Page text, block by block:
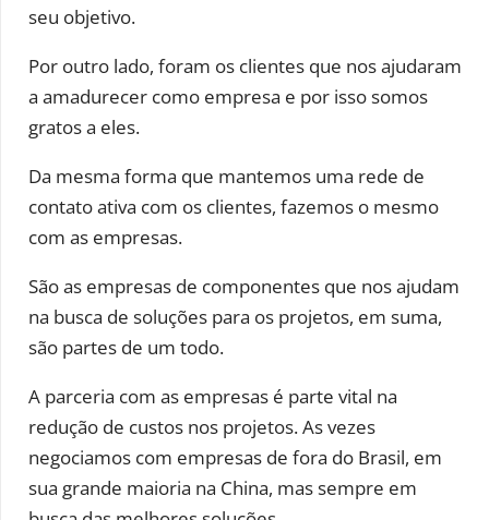
seu objetivo.
Por outro lado, foram os clientes que nos ajudaram
a amadurecer como empresa e por isso somos
gratos a eles.
Da mesma forma que mantemos uma rede de
contato ativa com os clientes, fazemos o mesmo
com as empresas.
São as empresas de componentes que nos ajudam
na busca de soluções para os projetos, em suma,
são partes de um todo.
A parceria com as empresas é parte vital na
redução de custos nos projetos. As vezes
negociamos com empresas de fora do Brasil, em
sua grande maioria na China, mas sempre em